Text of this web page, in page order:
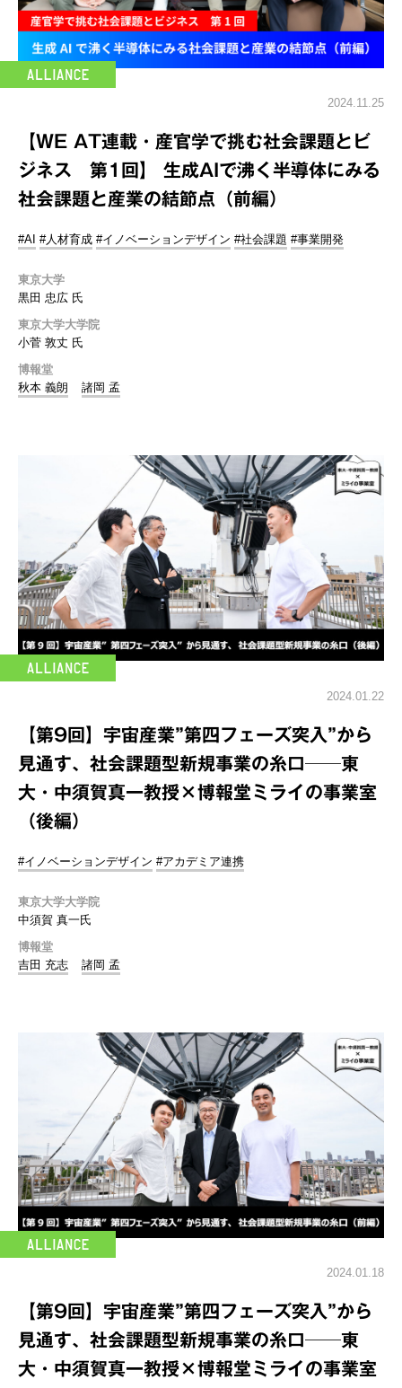
2024.11.25
【WE AT連載・産官学で挑む社会課題とビ
ジネス 第1回】 生成AIで沸く半導体にみる
社会課題と産業の結節点（前編）
#AI #人材育成 #イノベーションデザイン #社会課題 #事業開発
東京大学
黒田 忠広 氏
東京大学大学院
小菅 敦丈 氏
博報堂
秋本 義朗
諸岡 孟
2024.01.22
【第9回】宇宙産業”第四フェーズ突入”から
見通す、社会課題型新規事業の糸口──東
大・中須賀真一教授×博報堂ミライの事業室
（後編）
#イノベーションデザイン #アカデミア連携
東京大学大学院
中須賀 真一氏
博報堂
吉田 充志
諸岡 孟
2024.01.18
【第9回】宇宙産業”第四フェーズ突入”から
見通す、社会課題型新規事業の糸口──東
大・中須賀真一教授×博報堂ミライの事業室